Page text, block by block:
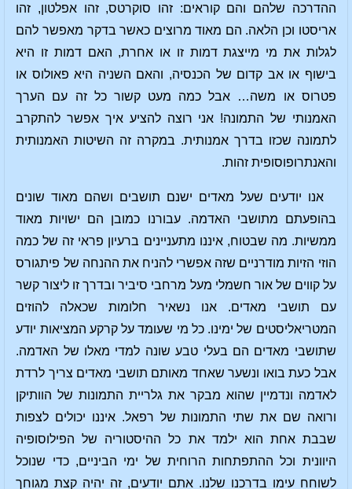
ההדרכה שלהם והם קוראים: זהו סוקרטס, זהו אפלטון, זהו
אריסטו וכן הלאה. הם מאוד מרוצים כאשר בדקר מאפשר להם
לגלות את מי מייצגת דמות זו או אחרת, האם דמות זו היא
בישוף או אב קדום של הכנסיה, והאם השניה היא פאולוס או
פטרוס או משה… אבל כמה מעט קשור כל זה עם הערך
האמנותי של התמונה! אני רוצה להציע איך אפשר להתקרב
לתמונה שכזו בדרך אמנותית. במקרה זה השיטות האמנותית
והאנתרופוסופית זהות.
אנו יודעים שעל מאדים ישנם תושבים ושהם מאוד שונים
בהופעתם מתושבי האדמה. עבורנו כמובן הם ישויות מאוד
ממשיות. מה שבטוח, איננו מתעניינים ברעיון פראי זה של כמה
הוזי הזיות מודרניים שזה אפשרי להניח את ההנחה של פיתגורס
על קווים של אור חשמלי מעל מרחבי סיביר ובדרך זו ליצור קשר
עם תושבי מאדים. אנו נשאיר חלומות שכאלה להוזים
המטריאליסטים של ימינו. כל מי שעומד על קרקע המציאות יודע
שתושבי מאדים הם בעלי טבע שונה למדי מאלו של האדמה.
אבל כעת בואו ונשער שאחד מאותם תושבי מאדים צריך לרדת
לאדמה ונדמיין שהוא מבקר את גלריית התמונות של הוותיקן
ורואה שם את שתי התמונות של רפאל. איננו יכולים לצפות
שבבת אחת הוא ילמד את כל ההיסטוריה של הפילוסופיה
היוונית וכל ההתפתחות הרוחית של ימי הביניים, כדי שנוכל
לשוחח עימו בדרכנו שלנו. אתם יודעים, זה יהיה קצת מגוחך